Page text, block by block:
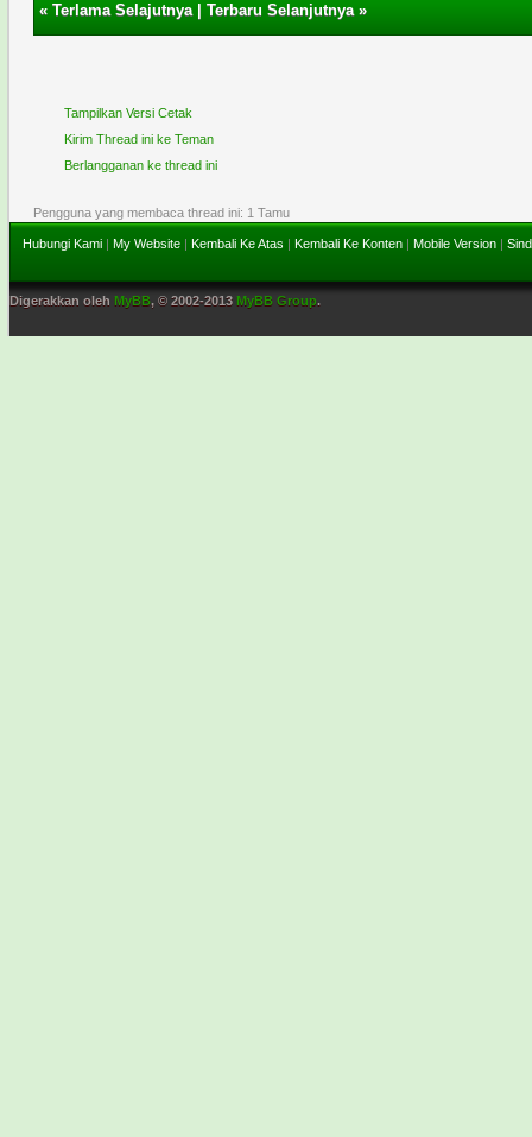
«Terlama Selajutnya|Terbaru Selanjutnya»
Tampilkan Versi Cetak
Kirim Thread ini ke Teman
Berlangganan ke thread ini
Pengguna yang membaca thread ini: 1 Tamu
Hubungi Kami | My Website | Kembali Ke Atas | Kembali Ke Konten | Mobile Version |
Digerakkan oleh MyBB, © 2002-2013 MyBB Group.